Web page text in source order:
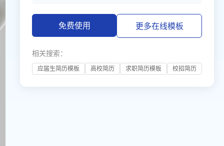
免费使用 更多在线模板
相关搜索：
应届生简历模板 高校简历 求职简历模板 校招简历